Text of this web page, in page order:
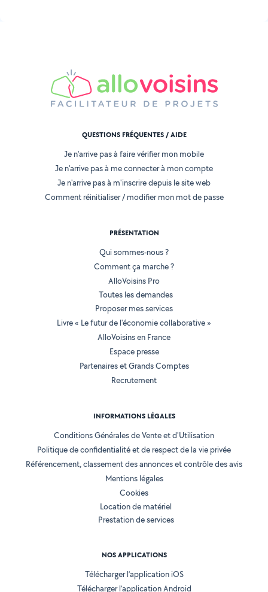
QUESTIONS FRÉQUENTES / AIDE
Je n'arrive pas à faire vérifier mon mobile
Je n'arrive pas à me connecter à mon compte
Je n'arrive pas à m'inscrire depuis le site web
Comment réinitialiser / modifier mon mot de passe
PRÉSENTATION
Qui sommes-nous ?
Comment ça marche ?
AlloVoisins Pro
Toutes les demandes
Proposer mes services
Livre « Le futur de l'économie collaborative »
AlloVoisins en France
Espace presse
Partenaires et Grands Comptes
Recrutement
INFORMATIONS LÉGALES
Conditions Générales de Vente et d'Utilisation
Politique de confidentialité et de respect de la vie privée
Référencement, classement des annonces et contrôle des avis
Mentions légales
Cookies
Location de matériel
Prestation de services
NOS APPLICATIONS
Télécharger l’application iOS
Télécharger l’application Android